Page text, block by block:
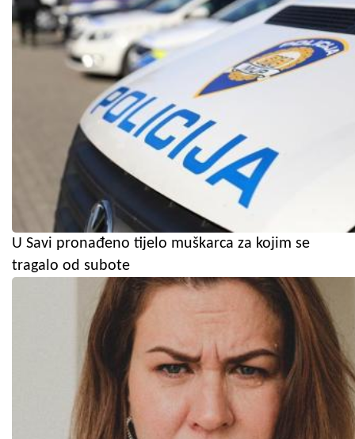
U Savi pronađeno tijelo muškarca za kojim se
tragalo od subote